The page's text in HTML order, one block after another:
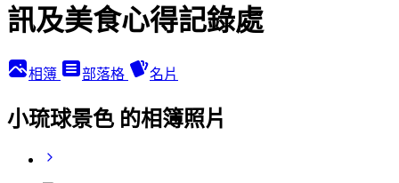
訊及美食心得記錄處
相簿 部落格 名片
小琉球景色 的相簿照片